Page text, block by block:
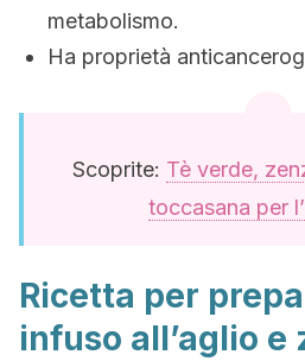
metabolismo.
Ha proprietà
Scoprite: Tè verde,
toccasana per
Ricetta per
infuso all’aglio e